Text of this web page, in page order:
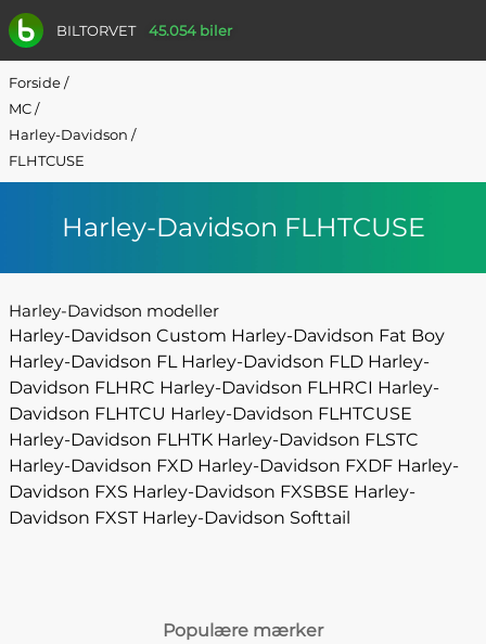
BILTORVET 45.054 biler
Forside/
MC/
Harley-Davidson /
FLHTCUSE
Harley-Davidson FLHTCUSE
Harley-Davidson modeller
Harley-Davidson Custom Harley-Davidson Fat Boy
Harley-Davidson FL Harley-Davidson FLD Harley-
Davidson FLHRC Harley-Davidson FLHRCI Harley-
Davidson FLHTCU Harley-Davidson FLHTCUSE
Harley-Davidson FLHTK Harley-Davidson FLSTC
Harley-Davidson FXD Harley-Davidson FXDF Harley-
Davidson FXS Harley-Davidson FXSBSE Harley-
Davidson FXST Harley-Davidson Softtail
Populære mærker